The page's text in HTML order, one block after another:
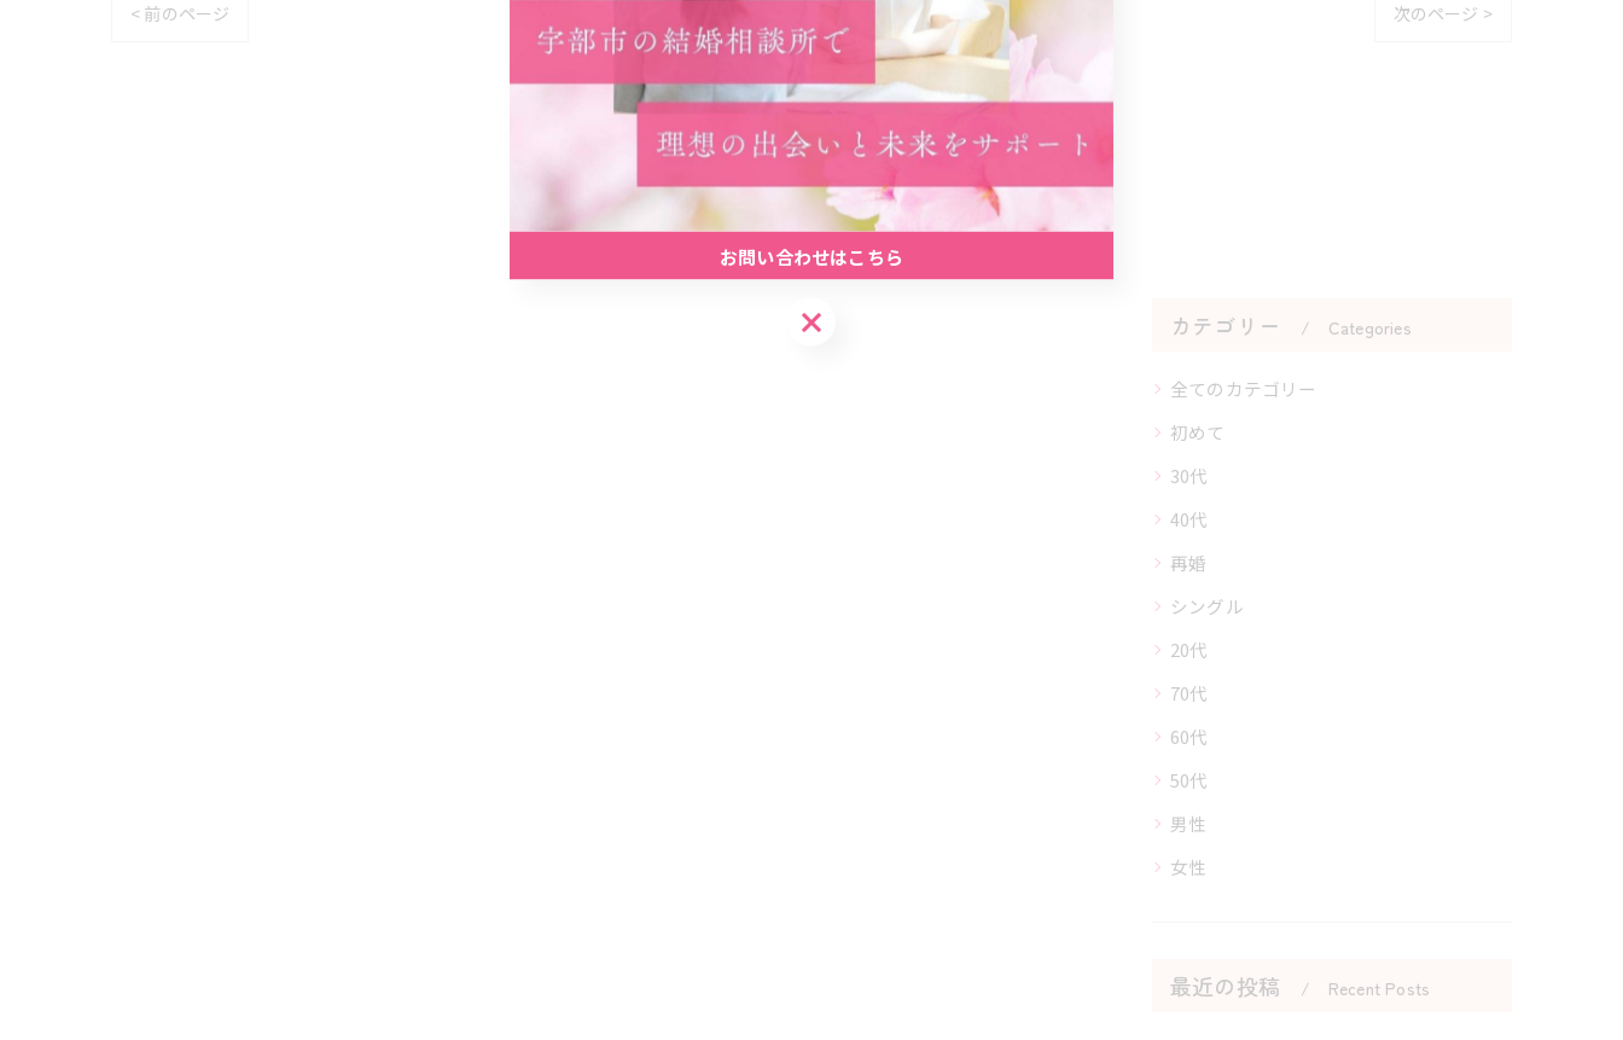
< 前のページ 次のページ >
関連タグ
#地元密着
カテゴリー Categories
全てのカテゴリー
初めて
30代
40代
再婚
シングル
20代
70代
60代
50代
男性
女性
最近の投稿 Recent Posts
お問い合わせはこちら
お問い合わせはこちら